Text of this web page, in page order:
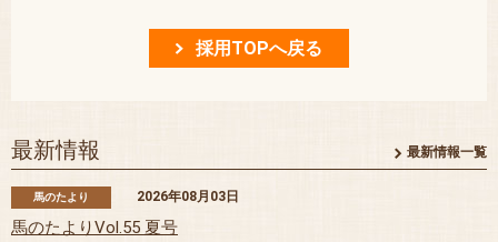
採用TOPへ戻る
最新情報 最新情報一覧
馬のたより 2026年08月03日
馬のたよりVol.55 夏号